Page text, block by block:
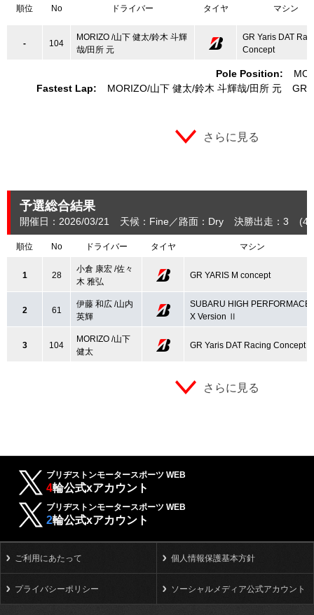
順位 No ドライバー タイヤ マシン
Pole Position:
Fastest Lap:
MORIZO 山下 健太 鈴木 斗輝哉 田所 元 GR
- 104
MORIZO /山下 健太/鈴木 斗輝
哉/田所 元
GR Yaris DAT
Concept
さらに見る
予選総合結果
開催日：2026/03/21 天候：Fine 路面：Dry 決勝出走：3
順位 No ドライバー タイヤ マシン
1 28
小倉 康宏 /佐々
木 雅弘
GR YARIS M concept
2 61
伊藤 和広 /山内
英輝
SUBARU HIGH PERFORMACE
X Version Ⅱ
3 104
MORIZO /山下
健太
GR Yaris DAT Racing Concept
さらに見る
ブリヂストンモータースポーツ WEB
4輪公式xアカウント
ブリヂストンモータースポーツ WEB
2輪公式xアカウント
ご利用にあたって 個人情報保護基本方針
プライバシーポリシー ソーシャルメディア公式アカウント